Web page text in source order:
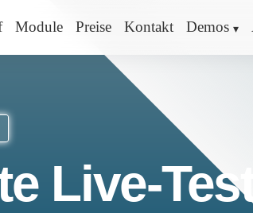
Module Preise Kontakt Demos
Live-Test